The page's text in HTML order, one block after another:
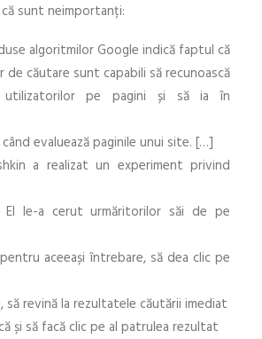
sunt neimportanți:
algoritmilor Google indică faptul că
căutare sunt capabili să recunoască
utilizatorilor pe pagini și să ia în
evaluează paginile unui site. […]
a realizat un experiment privind
El le-a cerut urmăritorilor săi de pe
aceeași întrebare, să dea clic pe
să revină la rezultatele căutării imediat
și să facă clic pe al patrulea rezultat